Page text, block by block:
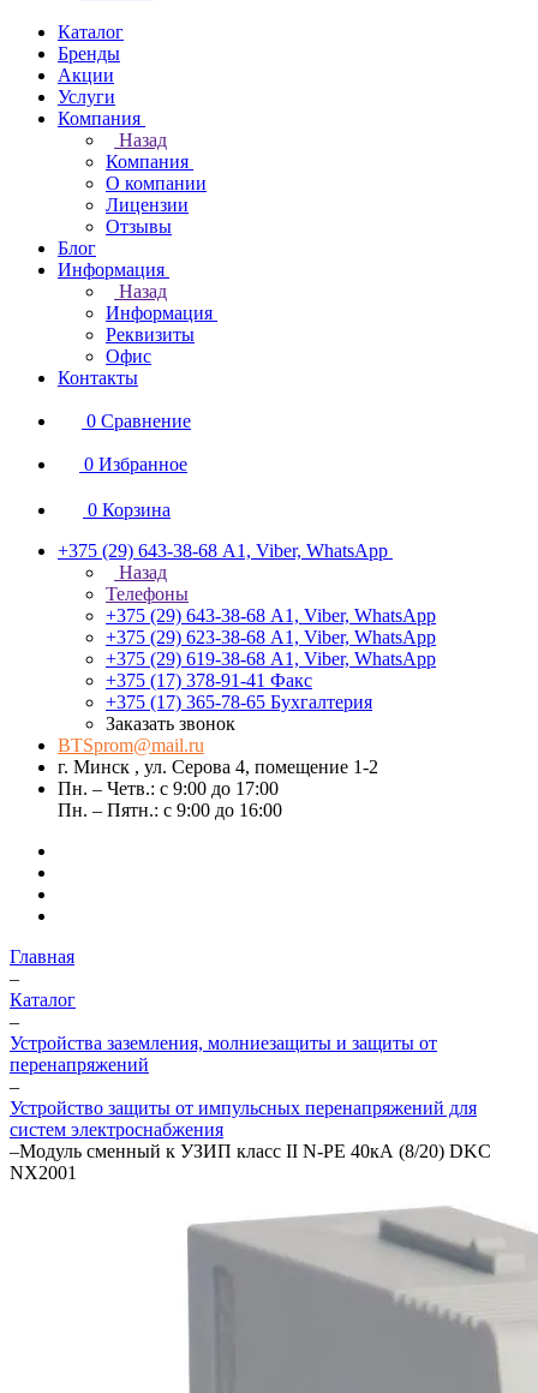
Каталог
Бренды
Акции
Услуги
Компания
Назад
Компания
О компании
Лицензии
Отзывы
Блог
Информация
Назад
Информация
Реквизиты
Офис
Контакты
0 Сравнение
0 Избранное
0 Корзина
+375 (29) 643-38-68 А1, Viber, WhatsApp
Назад
Телефоны
+375 (29) 643-38-68 А1, Viber, WhatsApp
+375 (29) 623-38-68 А1, Viber, WhatsApp
+375 (29) 619-38-68 А1, Viber, WhatsApp
+375 (17) 378-91-41 Факс
+375 (17) 365-78-65 Бухгалтерия
Заказать звонок
BTSprom@mail.ru
г. Минск , ул. Серова 4, помещение 1-2
Пн. – Четв.: с 9:00 до 17:00
Пн. – Пятн.: с 9:00 до 16:00
Главная
–
Каталог
–
Устройства заземления, молниезащиты и защиты от
перенапряжений
–
Устройство защиты от импульсных перенапряжений для
систем электроснабжения
–Модуль сменный к УЗИП класс II N-PE 40кА (8/20) DKC
NX2001